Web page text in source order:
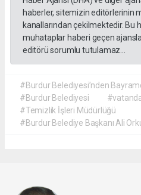
haberler, sitemizin editörlerinin
kanallarından çekilmektedir. Bu
muhataplar haberi geçen
editörü sorumlu tutulamaz...
#Burdur Belediyesi’nden
#Burdur Belediyesi
#Temizlik İşleri Müdürlüğü
#Burdur Belediye Başkanı Ali